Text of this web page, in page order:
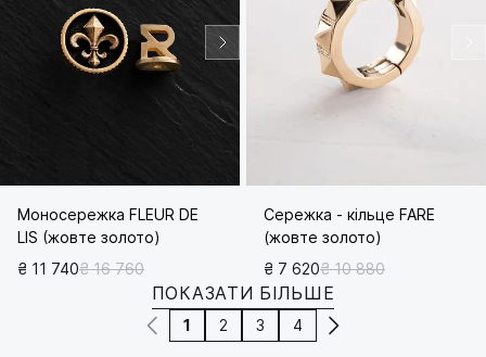
Моносережка FLEUR DE
LIS (жовте золото)
₴ 11 740₴ 16 760
Сережка - кільце FARE
(жовте золото)
₴ 7 620₴ 10 880
ПОКАЗАТИ БІЛЬШЕ
1 2 3 4